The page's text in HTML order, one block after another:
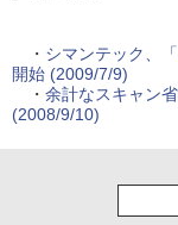
・ シマンテック、
開始 (2009/7/9)
・ 余計なスキャン
(2008/9/10)